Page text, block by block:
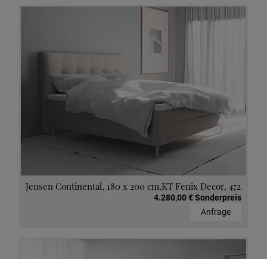
Jensen Continental, 180 x 200 cm,KT Fenix Decor, 472
4.280,00 € Sonderpreis
Anfrage